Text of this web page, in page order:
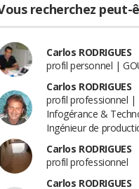
recherchez peut-
Carlos RODRIGUES
profil personnel |
Carlos RODRIGUES
profil professionnel |
Infogérance &
Ingénieur de
Carlos RODRIGUES
profil professionnel
Carlos RODRIGUES